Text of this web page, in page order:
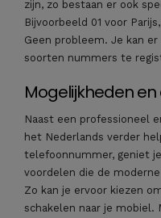
zijn, zo bestaan er ook
Bijvoorbeeld 01 voor
Geen probleem. Je kan
soorten nummers te
Mogelijkheden en
Naast een professioneel
het Nederlands verder
telefoonnummer, geniet
voordelen die de
Zo kan je ervoor kiezen
schakelen naar je mobiel.